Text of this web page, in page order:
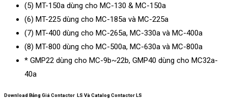
(5) MT-150a dùng cho MC-130 & MC-150a
(6) MT-225 dùng cho MC-185a và MC-225a
(7) MT-400 dùng cho MC-265a, MC-330a và MC-400a
(8) MT-800 dùng cho MC-500a, MC-630a và MC-800a
* GMP22 dùng cho MC-9b~22b, GMP40 dùng cho MC32a-
40a
Download Bảng Giá Contactor LS Và Catalog Contactor LS